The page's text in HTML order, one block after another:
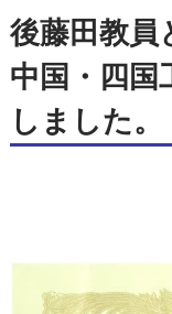
後藤田教員
中国・四国
しました。